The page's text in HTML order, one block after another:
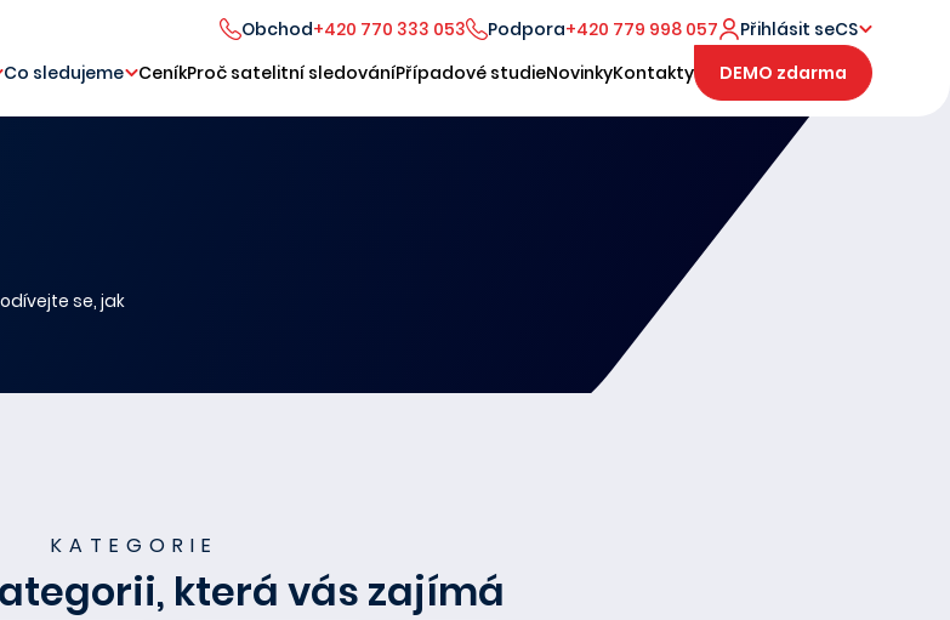
Obchod+420 770 333 053 Podpora+420 779 998 057 Přihlásit seCS
Co sledujeme CeníkProč satelitní sledováníPřípadové studieNovinkyKontakty DEMO zdarma
se, jak
KATEGORIE
která vás zajímá